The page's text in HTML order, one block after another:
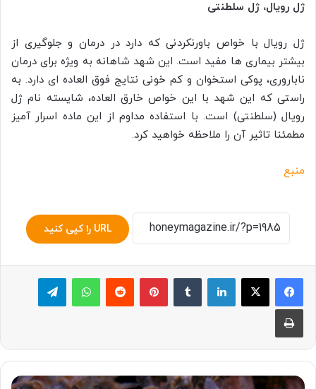
ژل رویال، ژل سلطنتی
ژل رویال با خواص باورنکردنی که دارد در درمان و جلوگیری از
بیشتر بیماری ها مفید است. این شهد شاهانه به ویژه برای درمان
ناباروری، پوکی استخوان و کم خونی نتایج فوق العاده ای دارد. به
راستی که این شهد با این خواص خارق العاده، شایسته نام ژل
رویال (سلطنتی) است. با استفاده مداوم از این ماده اسرار آمیز
مطمئنا تاثیر آن را ملاحظه خواهید کرد.
منبع
URL را کپی کنید
لینکدین ‫تامبلر پینترست‫رددیت واتس آپ تلگرام
چاپ
خواص